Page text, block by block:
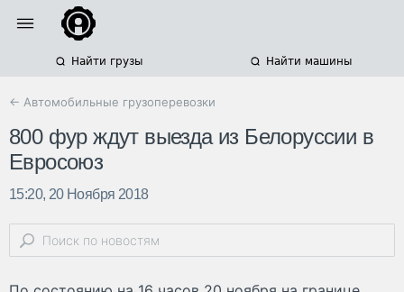
Найти грузы Найти машины
← Автомобильные грузоперевозки
800 фур ждут выезда из Белоруссии в
Евросоюз
15:20, 20 Ноября 2018